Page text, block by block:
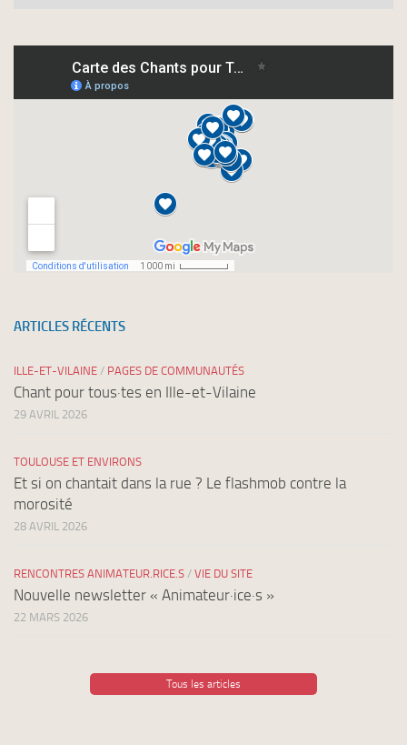
newsletters
ARTICLES RÉCENTS
ILLE-ET-VILAINE / PAGES DE COMMUNAUTÉS
Chant pour tous·tes en Ille-et-Vilaine
29 AVRIL 2026
TOULOUSE ET ENVIRONS
Et si on chantait dans la rue ? Le flashmob contre la
morosité
28 AVRIL 2026
RENCONTRES ANIMATEUR.RICE.S / VIE DU SITE
Nouvelle newsletter « Animateur·ice·s »
22 MARS 2026
Tous les articles